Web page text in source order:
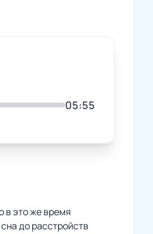
05:55
в это же время
до расстройств